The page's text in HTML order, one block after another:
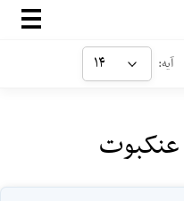
آیه: ۱۴